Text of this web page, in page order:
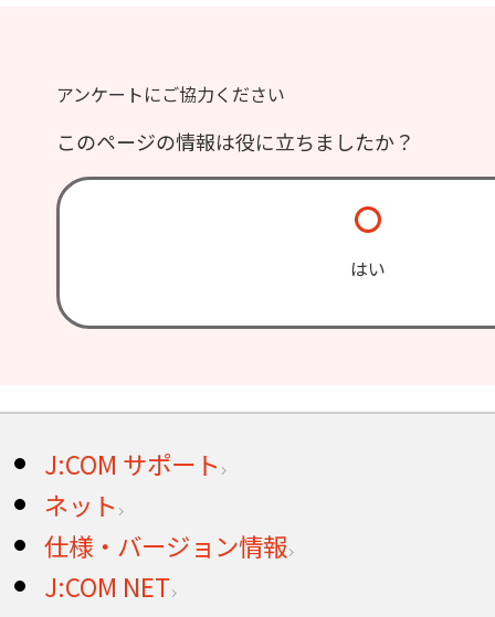
アンケートにご協力ください
このページの情報は役に立ちましたか？
はい
J:COM サポート
ネット
仕様・バージョン情報
J:COM NET